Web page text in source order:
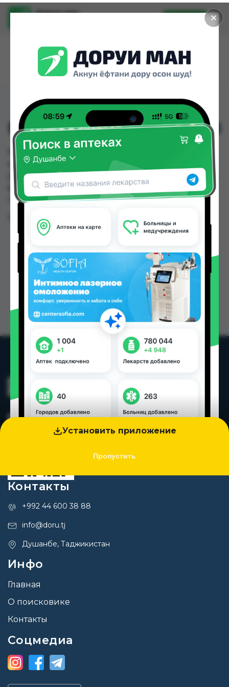
✕
Установить приложение
Пропустить
Доруи ман
Установить
MARCUMUR 3 MG NO. 98
MARCUMUR 3 MG NO. 98 можно купить или
заказать в аптеках, Дорухона Олмони №1,
Дорухона Олмони №2 по цене от 800.00 TJS до
800.00 TJS в Душанбе и других городах
Таджикистана
Цена: от800.00 TJS
Контакты
+992 44 600 38 88
info@doru.tj
Душанбе, Таджикистан
Инфо
Главная
О поисковике
Контакты
Соцмедиа